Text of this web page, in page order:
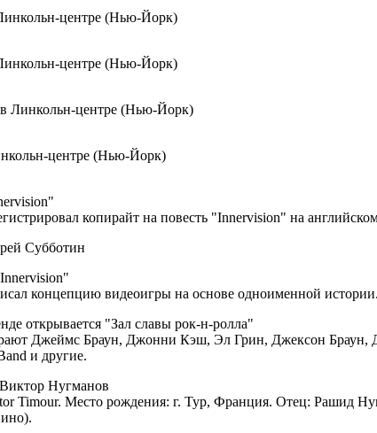
центре (Нью-Йорк)
центре (Нью-Йорк)
Линкольн-центре (Нью-Йорк)
центре (Нью-Йорк)
копирайт на повесть "Innervision" на
Субботин
концепцию видеоигры на основе одноименной истории.
открывается "Зал славы рок-н-ролла"
Джеймс Браун, Джонни Кэш, Эл Грин, Джексон Браун,
и другие.
Нугманов
Timour. Место рождения: г. Тур, Франция. Отец: Рашид